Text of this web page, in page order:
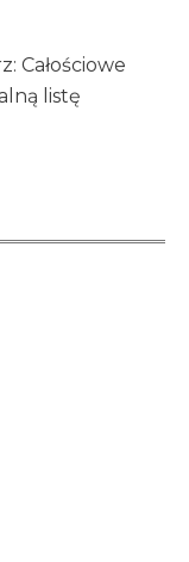
Całościowe
listę